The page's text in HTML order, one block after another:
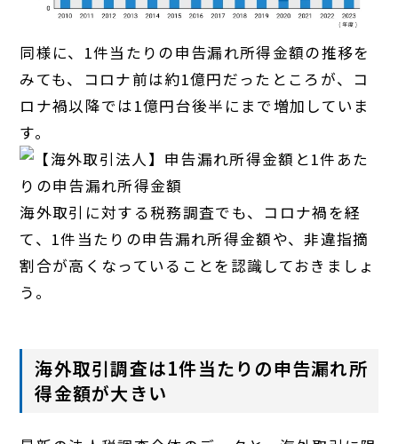
同様に、1件当たりの申告漏れ所得金額の推移を
みても、コロナ前は約1億円だったところが、コ
ロナ禍以降では1億円台後半にまで増加していま
す。
海外取引に対する税務調査でも、コロナ禍を経
て、1件当たりの申告漏れ所得金額や、非違指摘
割合が高くなっていることを認識しておきましょ
う。
海外取引調査は1件当たりの申告漏れ所
得金額が大きい